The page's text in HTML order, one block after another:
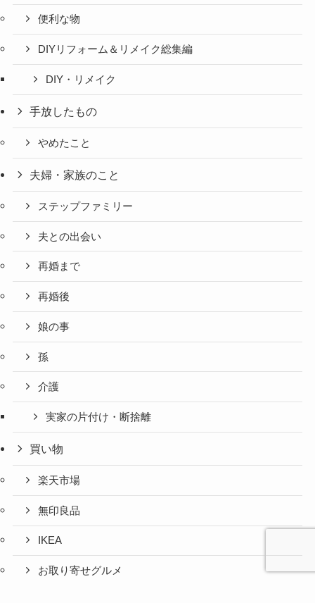
便利な物
DIYリフォーム＆リメイク総集編
DIY・リメイク
手放したもの
やめたこと
夫婦・家族のこと
ステップファミリー
夫との出会い
再婚まで
再婚後
娘の事
孫
介護
実家の片付け・断捨離
買い物
楽天市場
無印良品
IKEA
お取り寄せグルメ